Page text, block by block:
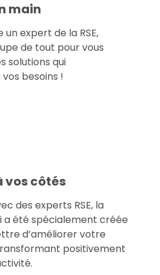
main
un expert de la RSE,
de tout pour vous
solutions qui
besoins !
vos côtés
des experts RSE, la
a été spécialement créée
d’améliorer votre
positivement